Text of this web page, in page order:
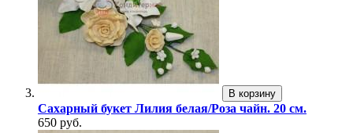
В корзину
Сахарный букет Лилия белая/Роза чайн. 20 см.
650 руб.